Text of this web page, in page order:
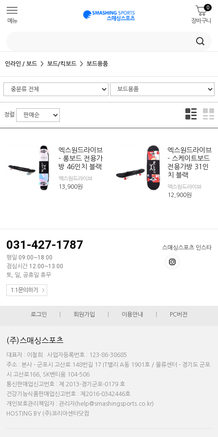
메뉴 장바구니
0
인라인 / 보드 보드/킥보드 보드용품
정렬
엑스원드라이브
- 롱보드 전용가
방 46인치 블랙
엑스원드라이브
13,900원
엑스원드라이브
- 스케이트보드
전용가방 31인
치 블랙
엑스원드라이브
12,900원
스매싱스포츠 인스타
031-427-1787
평일 09:00~18:00
점심시간 12:00~13:00
토, 일, 공휴일 휴무
1:1문의하기
로그인 회원가입 이용안내 PC버전
(주)스매싱스포츠
대표자 : 이철희 사업자등록번호 : 123-86-38685
주소 : 본사 - 군포시 고산로 148번길 17 IT밸리 A동 1901호 / 물류센터 - 경기도 군포
시 고산로166, SK벤티움 104-506
통신판매업신고번호 : 제 2013-경기군포-0179 호
건강기능식품판매업신고번호 : 제2016-0342446호
개인보호관리책임자 : 관리자(help@smashingsports.co.kr)
HOSTING BY (주)코리아센터닷컴